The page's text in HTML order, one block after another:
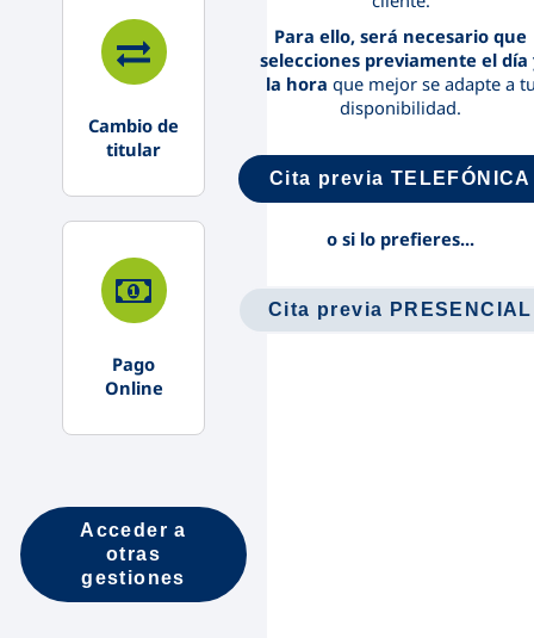
Cambio de
titular
Pago
Online
Acceder a
otras
gestiones
Para ello, será necesario que
selecciones previamente el día
la hora que mejor se adapte a
disponibilidad.
Cita previa TELEFÓNICA
o si lo prefieres...
Cita previa PRESENCIAL